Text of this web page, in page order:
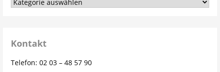
Aus
Kontakt
Telefon: 02 03 – 48 57 90